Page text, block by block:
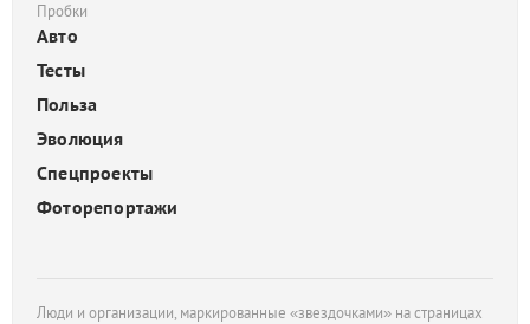
Пробки
Авто
Тесты
Польза
Эволюция
Спецпроекты
Фоторепортажи
Люди и организации, маркированные «звездочками» на страницах